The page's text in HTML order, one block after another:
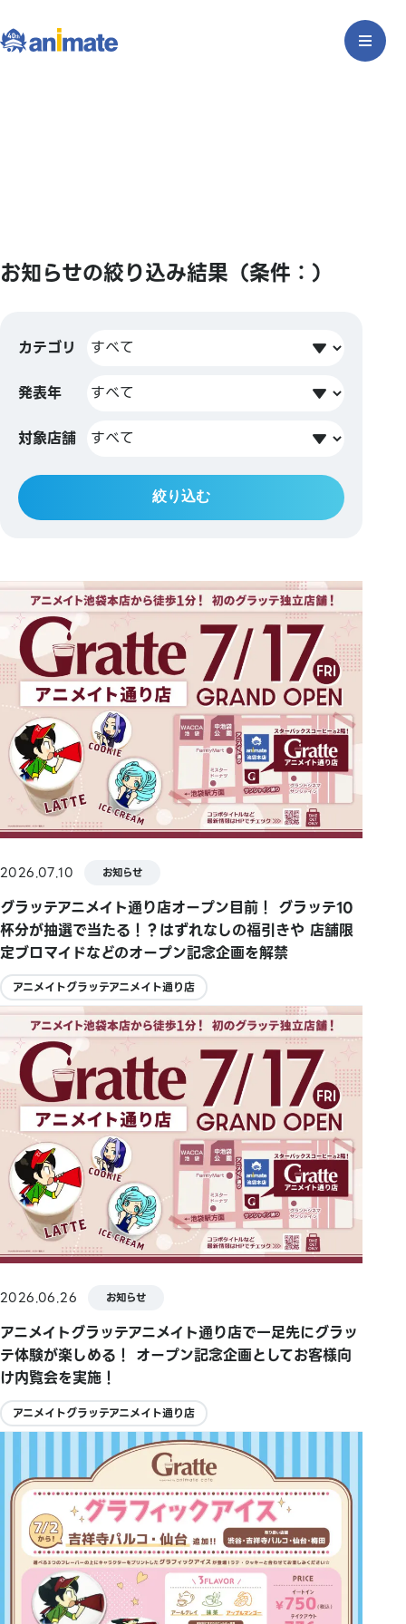
お知らせの絞り込み結果（条件：）
カテゴリ
発表年
対象店舗
絞り込む
2026.07.10 お知らせ
グラッテアニメイト通り店オープン目前！ グラッテ10
杯分が抽選で当たる！？はずれなしの福引きや 店舗限
定ブロマイドなどのオープン記念企画を解禁
アニメイトグラッテアニメイト通り店
2026.06.26 お知らせ
アニメイトグラッテアニメイト通り店で一足先にグラッ
テ体験が楽しめる！ オープン記念企画としてお客様向
け内覧会を実施！
アニメイトグラッテアニメイト通り店